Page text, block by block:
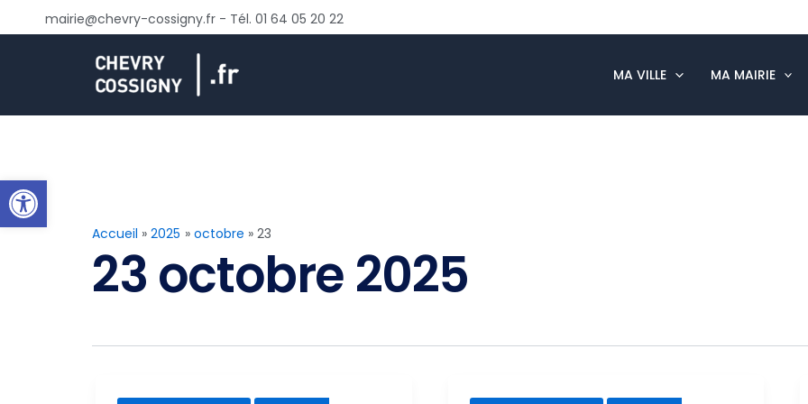
Ouvrir la barre d’outils
au
mairie@chevry-cossigny.fr - Tél. 01 64 05 20 22
MA VILLE MA MAIRIE
Accueil 2025 octobre 23
23 octobre 2025